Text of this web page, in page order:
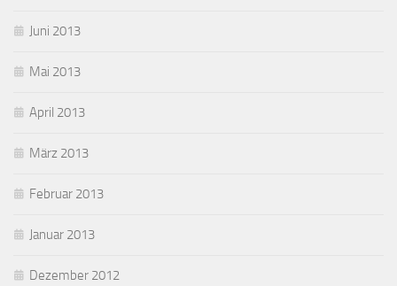
Juni 2013
Mai 2013
April 2013
März 2013
Februar 2013
Januar 2013
Dezember 2012